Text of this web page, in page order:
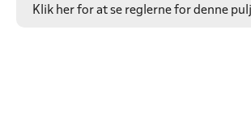
Klik her for at se reglerne for denne